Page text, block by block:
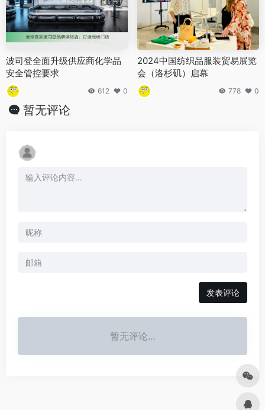
波司登全面升级供应商化学品
安全管控要求
612 0
2024中国纺织品服装贸易展览
会（洛杉矶）启幕
778 0
暂无评论
发表评论
暂无评论...